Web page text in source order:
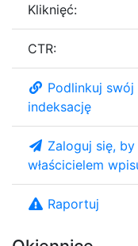
Kliknięć:
CTR:
Podlinkuj
indeksację
Zaloguj się,
właścicielem
Raportuj